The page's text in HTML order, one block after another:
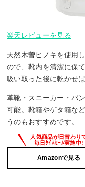
楽天レビューを見る
天然木曽ヒノキを使用
ので、靴内を清潔に保
吸い取った後に乾かせ
革靴・スニーカー・パ
可能。靴箱やゲタ箱な
うのもおすすめです。
Amazonで見る